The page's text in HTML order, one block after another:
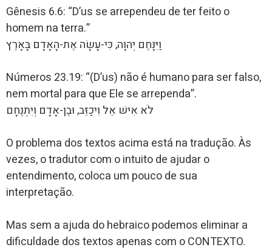
Gênesis 6.6: “D’us se arrependeu de ter feito o
homem na terra.”
וַיִּנָּחֶם יְהוָה, כִּי-עָשָׂה אֶת-הָאָדָם בָּאָרֶץ
Números 23.19: “(D’us) não é humano para ser falso,
nem mortal para que Ele se arrependa”.
לֹא אִישׁ אֵל וִיכַזֵּב, וּבֶן-אָדָם וְיִתְנֶחָם
O problema dos textos acima está na tradução. Às
vezes, o tradutor com o intuito de ajudar o
entendimento, coloca um pouco de sua
interpretação.
Mas sem a ajuda do hebraico podemos eliminar a
dificuldade dos textos apenas com o CONTEXTO.